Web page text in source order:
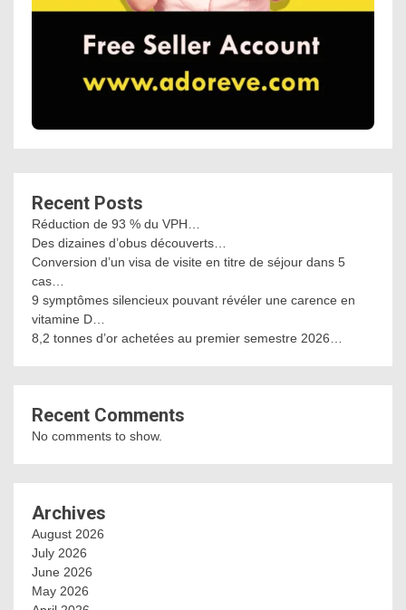
Recent Posts
Réduction de 93 % du VPH…
Des dizaines d’obus découverts…
Conversion d’un visa de visite en titre de séjour dans 5
cas…
9 symptômes silencieux pouvant révéler une carence en
vitamine D…
8,2 tonnes d’or achetées au premier semestre 2026…
Recent Comments
No comments to show.
Archives
August 2026
July 2026
June 2026
May 2026